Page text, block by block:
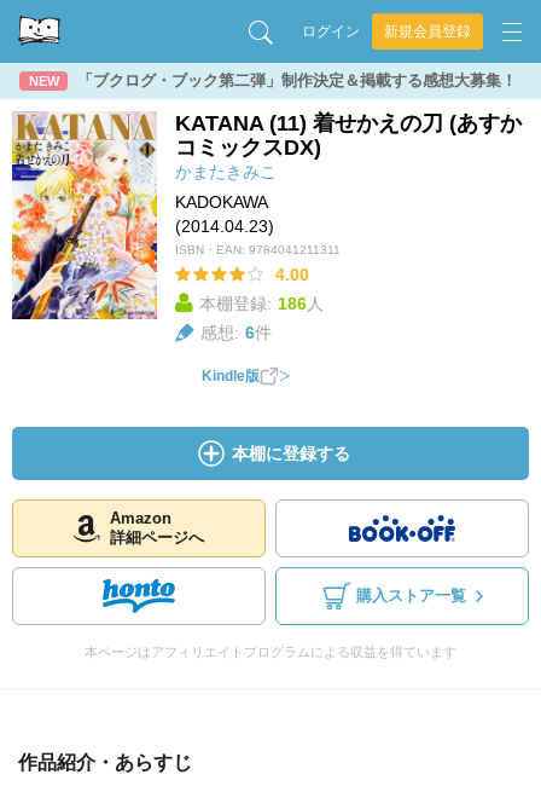
ログイン 新規会員登録
NEW 「ブクログ・ブック第二弾」制作決定＆掲載する感想大募集！
KATANA (11) 着せかえの刀 (あすか
コミックスDX)
かまたきみこ
KADOKAWA
(2014.04.23)
ISBN・EAN: 9784041211311
4.00
本棚登録: 186人
感想: 6件
Kindle版
本棚に登録する
Amazon
詳細ページへ
購入ストア一覧
本ページはアフィリエイトプログラムによる収益を得ています
作品紹介・あらすじ